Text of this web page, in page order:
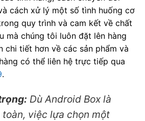
cách xử lý một số tình huống cơ
quy trình và cam kết về chất
mà chúng tôi luôn đặt lên hàng
chi tiết hơn về các sản phẩm và
có thể liên hệ trực tiếp qua
.
Dù Android Box là
việc lựa chọn một